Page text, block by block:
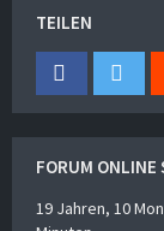
TEILEN
FORUM ONLINE
19 Jahren, 10